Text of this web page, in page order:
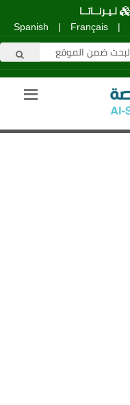
لـيـرنــاتــا
|
Français
|
Spanish